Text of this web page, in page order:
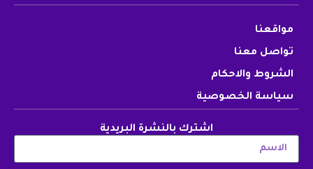
مواقعنا
تواصل معنا
الشروط والاحكام
سياسة الخصوصية
اشترك بالنشرة البريدية